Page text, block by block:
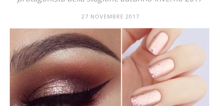
Mania
27 NOVEMBRE 2017